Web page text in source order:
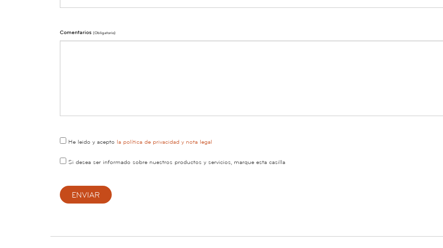
Comentarios (obligatorio)
He leido y acepto la política de privacidad y nota legal
Si desea ser informado sobre nuestros productos y servicios, marque esta casilla